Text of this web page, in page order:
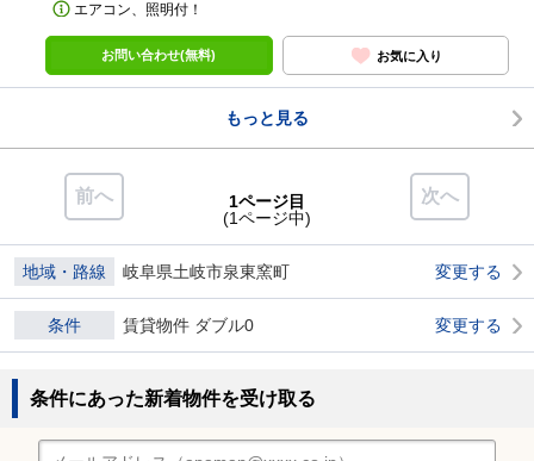
エアコン、照明付！
お問い合わせ(無料) お気に入り
もっと見る
前へ 次へ
1ページ目
(1ページ中)
地域・路線 岐阜県土岐市泉東窯町 変更する
条件 賃貸物件 ダブル0 変更する
条件にあった新着物件を受け取る